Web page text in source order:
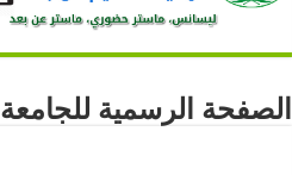
الصفحة الرسمية للجامعة